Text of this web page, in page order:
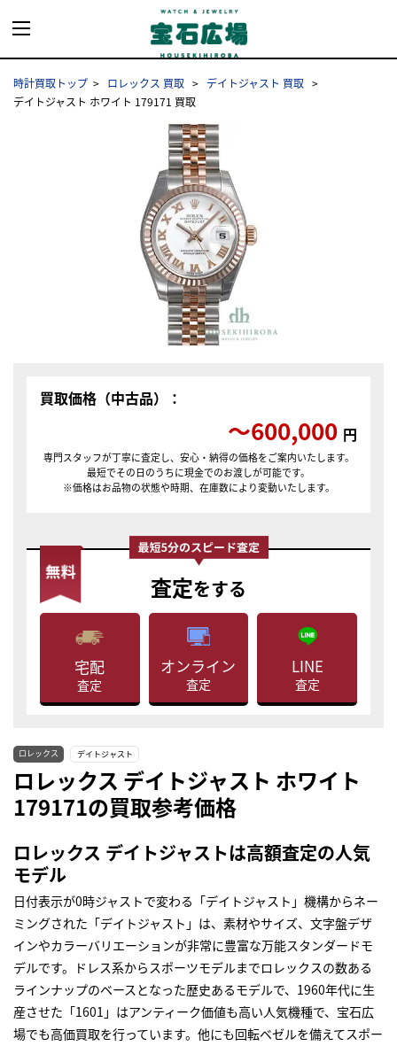
時計買取トップ ロレックス 買取
デイトジャスト 買取
デイトジャスト ホワイト 179171 買取
買取価格（中古品）：
〜600,000 円
専門スタッフが丁寧に査定し、安心・納得の価格をご案内いたします。
最短でその日のうちに現金でのお渡しが可能です。
※価格はお品物の状態や時期、在庫数により変動いたします。
査定をする
宅配
査定
オンライン
査定
LINE
査定
ロレックス デイトジャスト
ロレックス デイトジャスト ホワイト
179171の買取参考価格
ロレックス デイトジャストは高額査定の人気
モデル
日付表示が0時ジャストで変わる「デイトジャスト」機構からネー
ミングされた「デイトジャスト」は、素材やサイズ、文字盤デザ
インやカラーバリエーションが非常に豊富な万能スタンダードモ
デルです。ドレス系からスポーツモデルまでロレックスの数ある
ラインナップのベースとなった歴史あるモデルで、1960年代に生
産させた「1601」はアンティーク価値も高い人気機種で、宝石広
場でも高価買取を行っています。他にも回転ベゼルを備えてスポー